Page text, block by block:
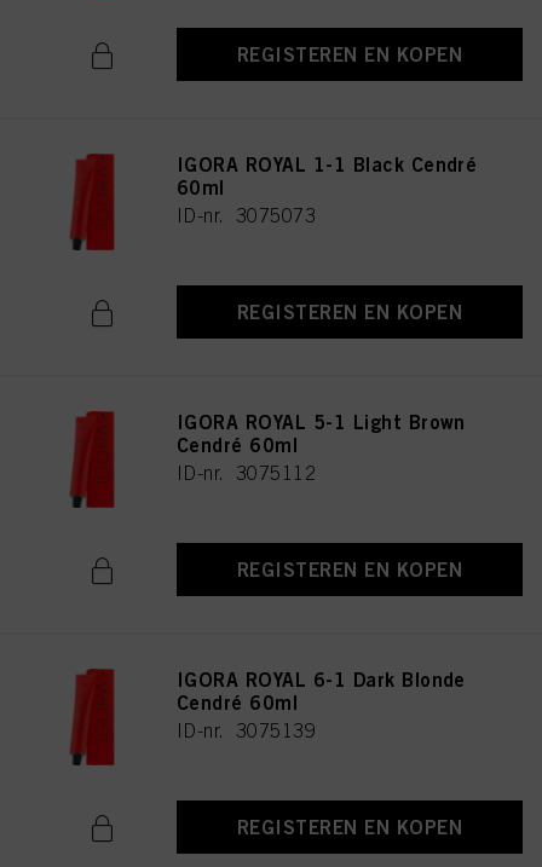
REGISTEREN EN KOPEN
IGORA ROYAL 1-1 Black Cendré
60ml
ID-nr. 3075073
REGISTEREN EN KOPEN
IGORA ROYAL 5-1 Light Brown
Cendré 60ml
ID-nr. 3075112
REGISTEREN EN KOPEN
IGORA ROYAL 6-1 Dark Blonde
Cendré 60ml
ID-nr. 3075139
REGISTEREN EN KOPEN